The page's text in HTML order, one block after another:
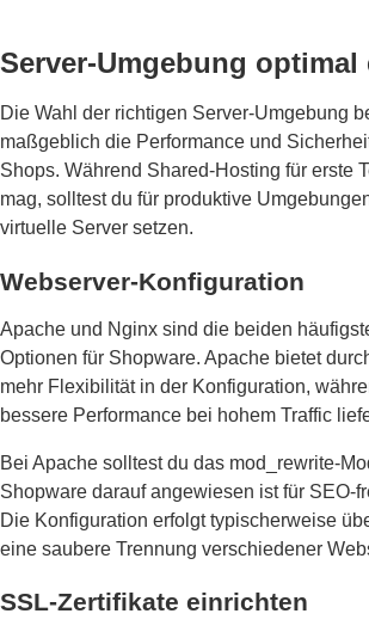
Server-Umgebung
Die Wahl der richtigen Server-Umgebung
maßgeblich die Performance und
Shops. Während Shared-Hosting für erste
mag, solltest du für produktive
virtuelle Server setzen.
Webserver-Konfiguration
Apache und Nginx sind die beiden
Optionen für Shopware. Apache bietet
mehr Flexibilität in der Konfiguration,
bessere Performance bei hohem Traffic
Bei Apache solltest du das mod_rewrite-
Shopware darauf angewiesen ist für SEO-
Die Konfiguration erfolgt typischerweise
eine saubere Trennung verschiedener
SSL-Zertifikate einrichten